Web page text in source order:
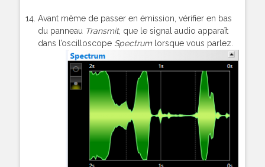
Avant même de passer en émission, vérifier en bas
du panneau Transmit, que le signal audio apparaît
dans l’oscilloscope Spectrumlorsque vous parlez.